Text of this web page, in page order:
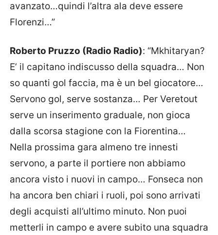
avanzato…quindi l’altra ala deve essere
Florenzi…”
Roberto Pruzzo (Radio Radio): “Mkhitaryan?
E’ il capitano indiscusso della squadra… Non
so quanti gol faccia, ma è un bel giocatore…
Servono gol, serve sostanza… Per Veretout
serve un inserimento graduale, non gioca
dalla scorsa stagione con la Fiorentina…
Nella prossima gara almeno tre innesti
servono, a parte il portiere non abbiamo
ancora visto i nuovi in campo… Fonseca non
ha ancora ben chiari i ruoli, poi sono arrivati
degli acquisti all’ultimo minuto. Non puoi
metterli in campo e avere subito una squadra